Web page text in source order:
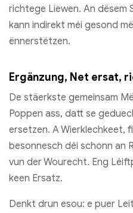
richtege Liewen. An dësem
kann indirekt méi gesond
ënnerstëtzen.
Ergänzung, Net ersat,
De stäerkste gemeinsam
Poppen ass, datt se
ersetzen. A Wierklechkeet,
besonnesch déi schonn an
vun der Wourecht. Eng
keen Ersatz.
Denkt drun esou: e puer